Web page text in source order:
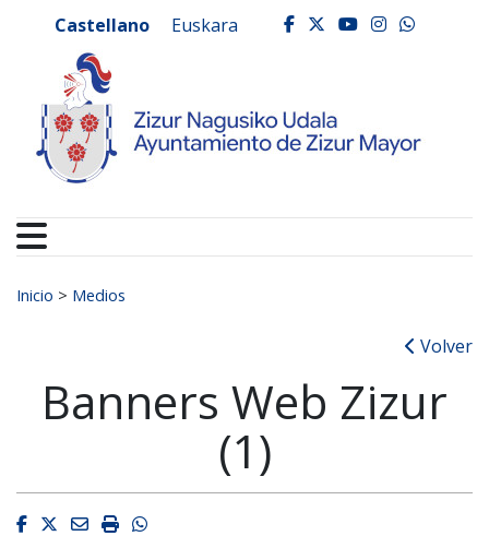
Ayuntamiento de
Castellano Euskara facebook
twitter
youtube
Buscar:
Inicio > Medios
Volver
Banners Web Zizur
(1)
Facebook
Twitter
EmailImprimirWhatsapp